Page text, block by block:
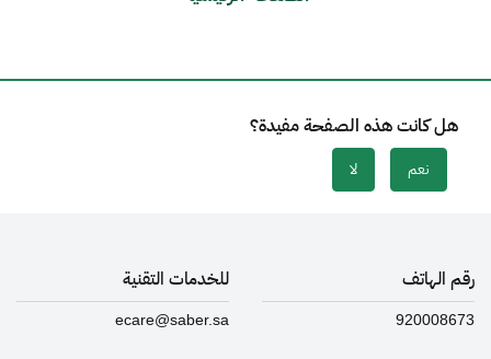
هل كانت هذه الصفحة مفيدة؟
نعم لا
رقم الهاتف
920008673
للخدمات التقنية
ecare@saber.sa